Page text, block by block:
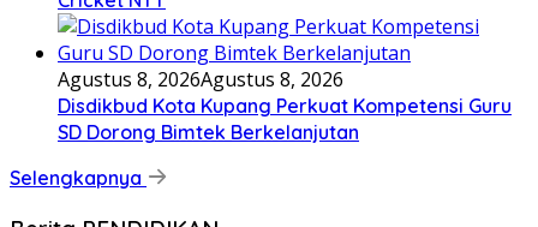
Agustus 8, 2026Agustus 8, 2026
Disdikbud Kota Kupang Perkuat Kompetensi Guru
SD Dorong Bimtek Berkelanjutan
Selengkapnya